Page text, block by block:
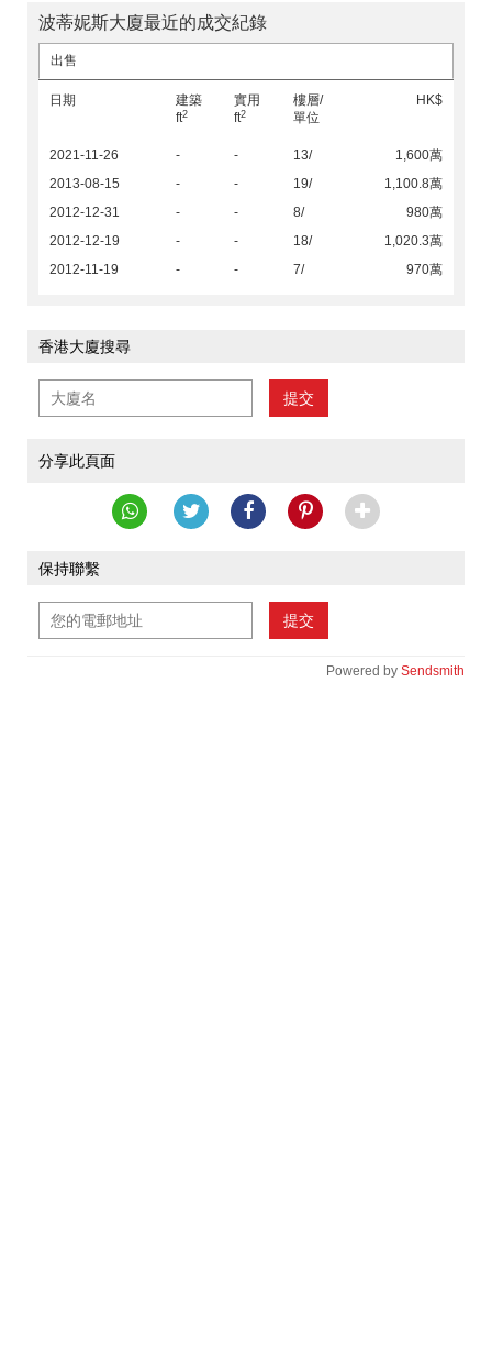
波蒂妮斯大廈最近的成交紀錄
出售
日期
建築
ft2
實用
ft2
樓層/
單位
HK$
2021-11-26 - - 13/
1,600萬
2013-08-15
- - 19/
1,100.8萬
2012-12-31
- - 8/
980萬
2012-12-19
- - 18/
1,020.3萬
2012-11-19
- - 7/ 970萬
香港大廈搜尋
提交
分享此頁面
保持聯繫
提交
Powered by Sendsmith